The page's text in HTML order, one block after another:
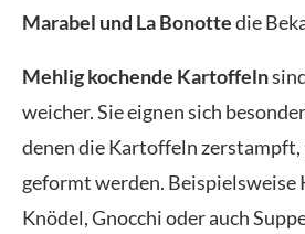
Marabel und La Bonottedie
Mehlig kochende Kartoffeln
weicher. Sie eignen sich
denen die Kartoffeln
geformt werden. Beispielsweise
Knödel, Gnocchi oder auch